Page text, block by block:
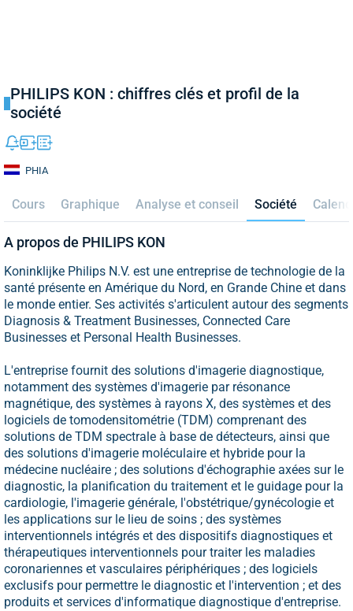
PHILIPS KON : chiffres clés et profil de la
société
PHIA
Cours Graphique Analyse et conseil Société
A propos de PHILIPS KON
Koninklijke Philips N.V. est une entreprise de technologie de la
santé présente en Amérique du Nord, en Grande Chine et dans
le monde entier. Ses activités s'articulent autour des segments
Diagnosis & Treatment Businesses, Connected Care
Businesses et Personal Health Businesses.
L'entreprise fournit des solutions d'imagerie diagnostique,
notamment des systèmes d'imagerie par résonance
magnétique, des systèmes à rayons X, des systèmes et des
logiciels de tomodensitométrie (TDM) comprenant des
solutions de TDM spectrale à base de détecteurs, ainsi que
des solutions d'imagerie moléculaire et hybride pour la
médecine nucléaire ; des solutions d'échographie axées sur le
diagnostic, la planification du traitement et le guidage pour la
cardiologie, l'imagerie générale, l'obstétrique/gynécologie et
les applications sur le lieu de soins ; des systèmes
interventionnels intégrés et des dispositifs diagnostiques et
thérapeutiques interventionnels pour traiter les maladies
coronariennes et vasculaires périphériques ; des logiciels
exclusifs pour permettre le diagnostic et l'intervention ; et des
produits et services d'informatique diagnostique d'entreprise.